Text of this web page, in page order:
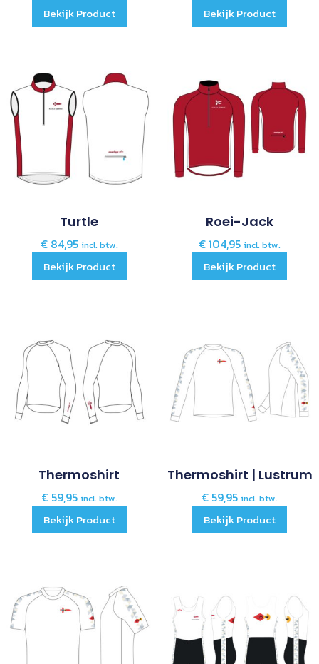
Bekijk Product Bekijk Product
Turtle
€84,95 incl. btw.
Bekijk Product
Roei-Jack
€104,95 incl. btw.
Bekijk Product
Thermoshirt
€59,95 incl. btw.
Bekijk Product
Thermoshirt | Lustrum
€ 59,95 incl. btw.
Bekijk Product